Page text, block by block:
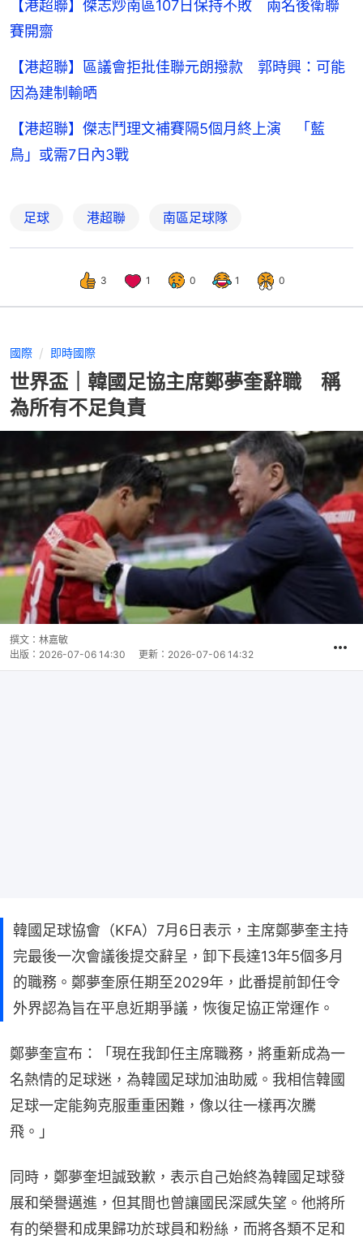
【港超聯】傑志炒南區107日保持不敗 兩名後衛聯
賽開齋
【港超聯】區議會拒批佳聯元朗撥款 郭時興：可能
因為建制輸晒
【港超聯】傑志鬥理文補賽隔5個月終上演 「藍
鳥」或需7日內3戰
足球 港超聯 南區足球隊
3 1 0 1 0
國際 即時國際
世界盃｜韓國足協主席鄭夢奎辭職 稱
為所有不足負責
撰文： 林嘉敏
出版： 2026-07-06 14:30 更新： 2026-07-06 14:32
韓國足球協會（KFA）7月6日表示，主席鄭夢奎主持
完最後一次會議後提交辭呈，卸下長達13年5個多月
的職務。鄭夢奎原任期至2029年，此番提前卸任令
外界認為旨在平息近期爭議，恢復足協正常運作。
鄭夢奎宣布：「現在我卸任主席職務，將重新成為一
名熱情的足球迷，為韓國足球加油助威。我相信韓國
足球一定能夠克服重重困難，像以往一樣再次騰
飛。」
同時，鄭夢奎坦誠致歉，表示自己始終為韓國足球發
展和榮譽邁進，但其間也曾讓國民深感失望。他將所
有的榮譽和成果歸功於球員和粉絲，而將各類不足和